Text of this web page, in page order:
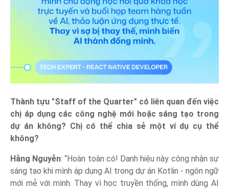
Thành tựu "Staff of the Quarter" có liên quan đến việc
chị áp dụng các công nghệ mới hoặc sáng tạo trong
dự án không? Chị có thể chia sẻ một ví dụ cụ thể
không?
Hằng Nguyễn: “Hoàn toàn có! Danh hiệu này công nhận sự
sáng tạo khi mình áp dụng AI trong dự án Kotlin - ngôn ngữ
mới mẻ với mình. Thay vì học truyền thống, mình dùng AI